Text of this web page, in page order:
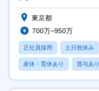
東京都
700万~950万
正社員採用 土日祝休み
産休・育休あり 賞与あり